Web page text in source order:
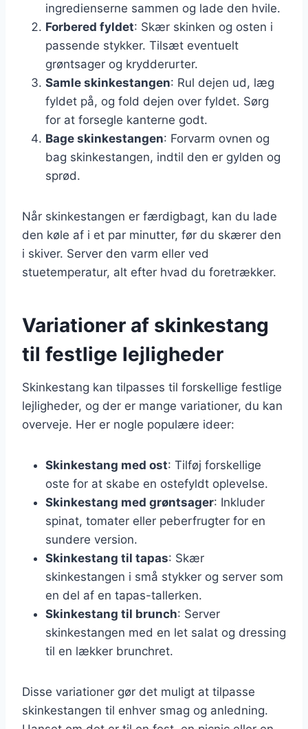
ingredienserne sammen og lade den hvile.
Forbered fyldet: Skær skinken og osten i
passende stykker. Tilsæt eventuelt
grøntsager og krydderurter.
Samle skinkestangen: Rul dejen ud, læg
fyldet på, og fold dejen over fyldet. Sørg
for at forsegle kanterne godt.
Bage skinkestangen: Forvarm ovnen og
bag skinkestangen, indtil den er gylden og
sprød.
Når skinkestangen er færdigbagt, kan du lade
den køle af i et par minutter, før du skærer den
i skiver. Server den varm eller ved
stuetemperatur, alt efter hvad du foretrækker.
Variationer af skinkestang
til festlige lejligheder
Skinkestang kan tilpasses til forskellige festlige
lejligheder, og der er mange variationer, du kan
overveje. Her er nogle populære ideer:
Skinkestang med ost: Tilføj forskellige
oste for at skabe en ostefyldt oplevelse.
Skinkestang med grøntsager: Inkluder
spinat, tomater eller peberfrugter for en
sundere version.
Skinkestang til tapas: Skær
skinkestangen i små stykker og server som
en del af en tapas-tallerken.
Skinkestang til brunch: Server
skinkestangen med en let salat og dressing
til en lækker brunchret.
Disse variationer gør det muligt at tilpasse
skinkestangen til enhver smag og anledning.